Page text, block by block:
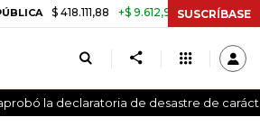
418.111,88 +$ 9.612,91 +2,35% TASA DE
SUSCRÍBASE
la declaratoria de desastre de